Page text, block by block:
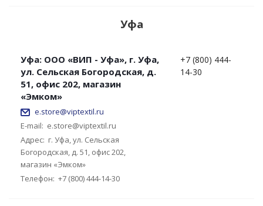
Уфа
Уфа: ООО «ВИП - Уфа», г. Уфа,
ул. Сельская Богородская, д.
51, офис 202, магазин
«Эмком»
e.store@viptextil.ru
E-mail: e.store@viptextil.ru
Адрес: г. Уфа, ул. Сельская
Богородская, д. 51, офис 202,
магазин «Эмком»
Телефон: +7 (800) 444-14-30
+7 (800) 444-
14-30